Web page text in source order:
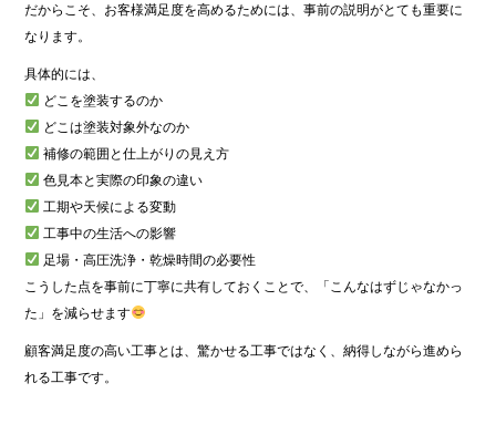
だからこそ、お客様満足度を高めるためには、事前の説明がとても重要に
なります。
具体的には、
どこを塗装するのか
どこは塗装対象外なのか
補修の範囲と仕上がりの見え方
色見本と実際の印象の違い
工期や天候による変動
工事中の生活への影響
足場・高圧洗浄・乾燥時間の必要性
こうした点を事前に丁寧に共有しておくことで、「こんなはずじゃなかっ
た」を減らせます
顧客満足度の高い工事とは、驚かせる工事ではなく、納得しながら進めら
れる工事です。